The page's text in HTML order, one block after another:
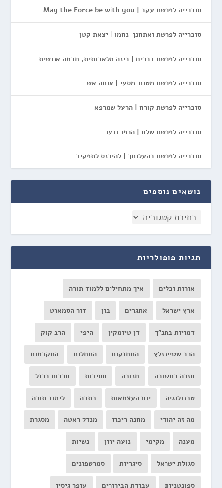
סוכרייה לפרשת עקב | May the Force be with you
סוכרייה לפרשת ואתחנן-נחמו | יצאת קטן
סוכרייה לפרשת דברים | בינה מלאכותית, חכמה אנושית
סוכרייה לפרשת מטות־מסעי | אותה אש
סוכרייה לפרשת קורח | הרעל שמרפא
סוכרייה לפרשת שלח | הרפו ודעו
סוכרייה לפרשת בהעלותך | להיכנס לתפקיד
נושאים נוספים
תגיות פופולריות
אורות וכלים איך מתחילים ללמוד תורה
ארץ ישראל אתגרים בון דור הסמארט
דמויות בתנ"ך דן טיומקין היפי הרב קוק
הרב שטיינזלץ התחזקות התחלות התקדמות
חזרה בתשובה חנוכה חסידות חרבות ברזל
טכנולוגיה יום העצמאות כתבה לימוד תורה
מה זה יהודי מחנה ריכוז מנדל ראטה מסגרת
מענה מקימי נועה ירון נשיות
סגולת ישראל סיגריות סמרטפונים
ספונטניות עבודת הבירורים עופר גיסין